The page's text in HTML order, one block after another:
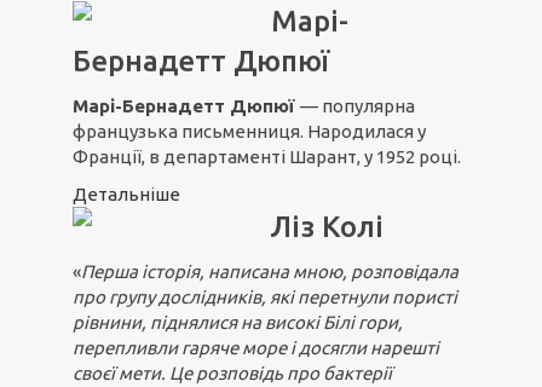
Марі-
Бернадетт Дюпюї
Марі-Бернадетт Дюпюї — популярна
французька письменниця. Народилася у
Франції, в департаменті Шарант, у 1952 році.
Детальніше
Ліз Колі
«Перша історія, написана мною, розповідала
про групу дослідників, які перетнули пористі
рівнини, піднялися на високі Білі гори,
перепливли гаряче море і досягли нарешті
своєї мети. Це розповідь про бактерії